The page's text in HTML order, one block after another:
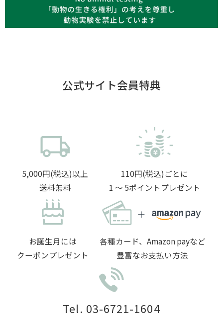
公式サイト会員特典
5,000円(税込)以上
送料無料
110円(税込)ごとに
1 〜 5ポイントプレゼント
お誕生月には
クーポンプレゼント
各種カード、Amazon payなど
豊富なお支払い方法
Tel. 03-6721-1604